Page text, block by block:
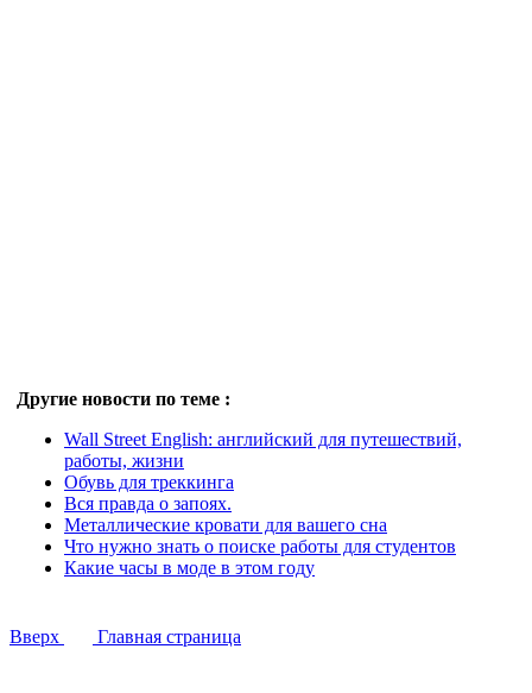
Другие новости по теме :
Wall Street English: английский для путешествий,
работы, жизни
Обувь для треккинга
Вся правда о запоях.
Металлические кровати для вашего сна
Что нужно знать о поиске работы для студентов
Какие часы в моде в этом году
Вверх Главная страница